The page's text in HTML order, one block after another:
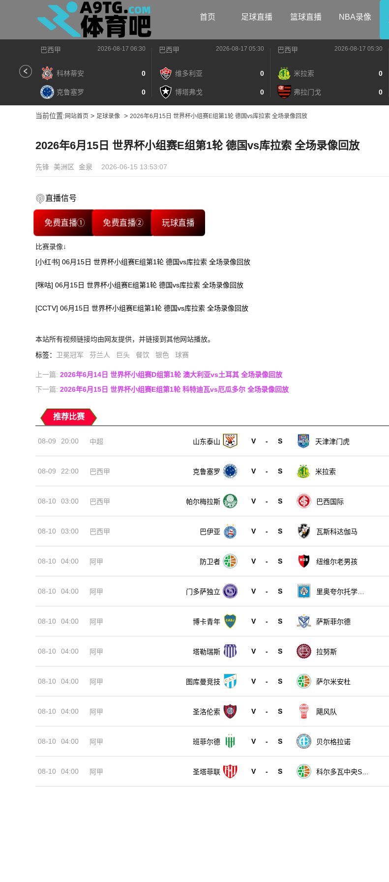
首页 足球直播 篮球直播 NBA录像
巴西甲 2026-08-17 06:30
科林蒂安 0
克鲁塞罗 0
巴西甲 2026-08-17 05:30
维多利亚 0
博塔弗戈 0
巴西甲 2026-08-17 05:30
米拉索 0
弗拉门戈 0
当前位置: 网站首页 > 足球录像 > 2026年6月15日 世界杯小组赛E组第1轮 德国vs库拉索 全场录像回放
2026年6月15日 世界杯小组赛E组第1轮 德国vs库拉索 全场录像回放
先锋 美洲区 金泉 2026-06-15 13:53:07
直播信号
免费直播① 免费直播② 玩球直播
比赛录像↓
[小红书] 06月15日 世界杯小组赛E组第1轮 德国vs库拉索 全场录像回放
[咪咕] 06月15日 世界杯小组赛E组第1轮 德国vs库拉索 全场录像回放
[CCTV] 06月15日 世界杯小组赛E组第1轮 德国vs库拉索 全场录像回放
本站所有视频链接均由网友提供，并链接到其他网站播放。
标签： 卫冕冠军 芬兰人 巨头 餐饮 银色 球赛
上一篇: 2026年6月14日 世界杯小组赛D组第1轮 澳大利亚vs土耳其 全场录像回放
下一篇: 2026年6月15日 世界杯小组赛E组第1轮 科特迪瓦vs厄瓜多尔 全场录像回放
推荐比赛
08-09 20:00 中超 山东泰山 V - S 天津津门虎
08-09 22:00 巴西甲 克鲁塞罗 V - S 米拉索
08-10 03:00 巴西甲 帕尔梅拉斯 V - S 巴西国际
08-10 03:00 巴西甲 巴伊亚 V - S 瓦斯科达伽马
08-10 04:00 阿甲 防卫者 V - S 纽维尔老男孩
08-10 04:00 阿甲 门多萨独立 V - S
里奥夸尔托学生
08-10 04:00 阿甲 博卡青年 V - S 萨斯菲尔德
08-10 04:00 阿甲 塔勒瑞斯 V - S 拉努斯
08-10 04:00 阿甲 图库曼竞技 V - S 萨尔米安杜
08-10 04:00 阿甲 圣洛伦索 V - S 飓风队
08-10 04:00 阿甲 班菲尔德 V - S 贝尔格拉诺
08-10 04:00 阿甲 圣塔菲联 V - S
科尔多瓦中央SD